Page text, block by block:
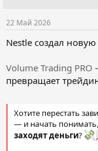
22 Май 2026
Nestle создал
Volume Trading PRO
превращает
Хотите перестать
— и начать понимать,
заходят деньги?